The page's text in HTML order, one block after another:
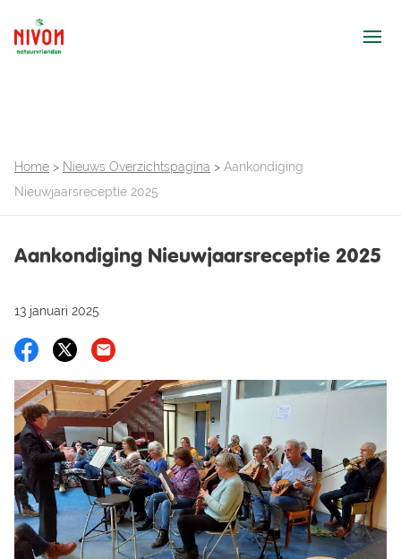
Home > Nieuws Overzichtspagina > Aankondiging
Nieuwjaarsreceptie 2025
Aankondiging Nieuwjaarsreceptie 2025
13 januari 2025